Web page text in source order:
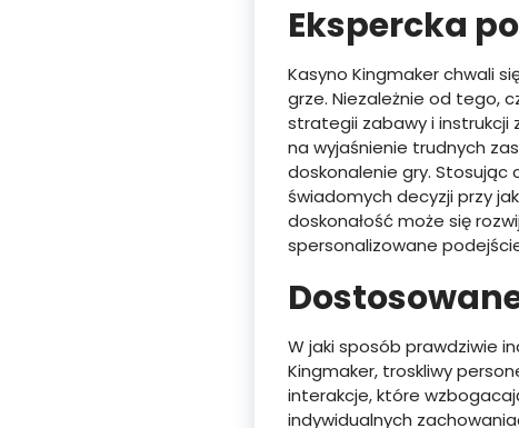
Ekspercka
Kasyno Kingmaker chwali
grze. Niezależnie od tego,
strategii zabawy i instrukcji
na wyjaśnienie trudnych
doskonalenie gry. Stosując
świadomych decyzji przy
doskonałość może się
spersonalizowane
W jaki sposób prawdziwie
Kingmaker, troskliwy
interakcje, które
indywidualnych